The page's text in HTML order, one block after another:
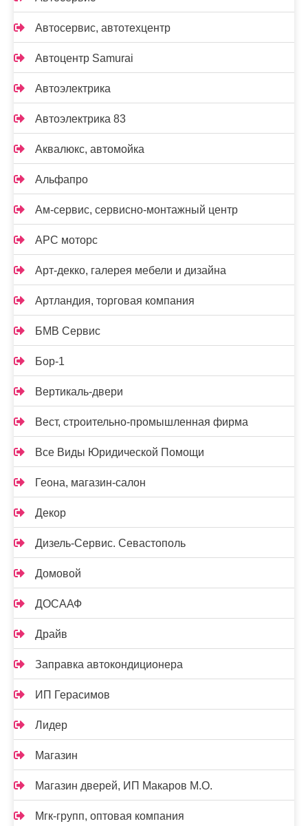
Автосервис, автотехцентр
Автоцентр Samurai
Автоэлектрика
Автоэлектрика 83
Аквалюкс, автомойка
Альфапро
Ам-сервис, сервисно-монтажный центр
АРС моторс
Арт-декко, галерея мебели и дизайна
Артландия, торговая компания
БМВ Сервис
Бор-1
Вертикаль-двери
Вест, строительно-промышленная фирма
Все Виды Юридической Помощи
Геона, магазин-салон
Декор
Дизель-Сервис. Севастополь
Домовой
ДОСААФ
Драйв
Заправка автокондиционера
ИП Герасимов
Лидер
Магазин
Магазин дверей, ИП Макаров М.О.
Мгк-групп, оптовая компания